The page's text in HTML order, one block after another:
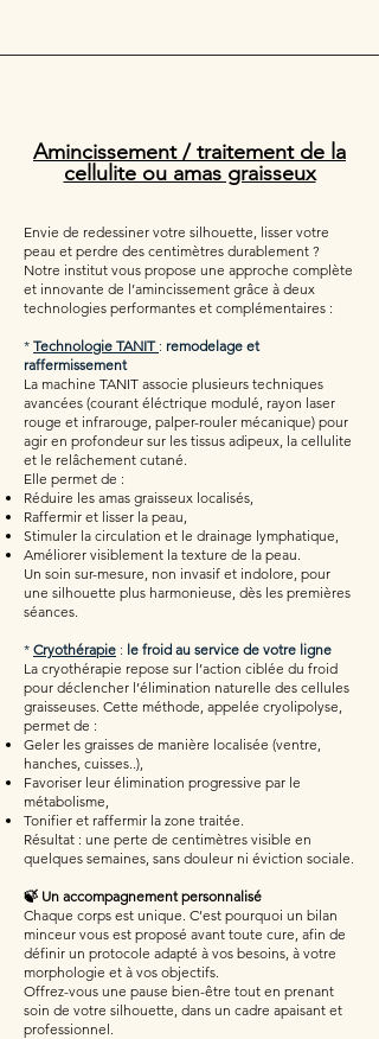
Amincissement / traitement de la
cellulite ou amas graisseux
Envie de redessiner votre silhouette, lisser votre
peau et perdre des centimètres durablement ?
Notre institut vous propose une approche complète
et innovante de l’amincissement grâce à deux
technologies performantes et complémentaires :
* Technologie TANIT : remodelage et
raffermissement
La machine TANIT associe plusieurs techniques
avancées (courant éléctrique modulé, rayon laser
rouge et infrarouge, palper-rouler mécanique) pour
agir en profondeur sur les tissus adipeux, la cellulite
et le relâchement cutané.
Elle permet de :
Réduire les amas graisseux localisés,
Raffermir et lisser la peau,
Stimuler la circulation et le drainage lymphatique,
Améliorer visiblement la texture de la peau.
Un soin sur-mesure, non invasif et indolore, pour
une silhouette plus harmonieuse, dès les premières
séances.
* Cryothérapie : le froid au service de votre ligne
La cryothérapie repose sur l’action ciblée du froid
pour déclencher l’élimination naturelle des cellules
graisseuses. Cette méthode, appelée cryolipolyse,
permet de :
Geler les graisses de manière localisée (ventre,
hanches, cuisses..),
Favoriser leur élimination progressive par le
métabolisme,
Tonifier et raffermir la zone traitée.
Résultat : une perte de centimètres visible en
quelques semaines, sans douleur ni éviction sociale.
🍃 Un accompagnement personnalisé
Chaque corps est unique. C’est pourquoi un bilan
minceur vous est proposé avant toute cure, afin de
définir un protocole adapté à vos besoins, à votre
morphologie et à vos objectifs.
Offrez-vous une pause bien-être tout en prenant
soin de votre silhouette, dans un cadre apaisant et
professionnel.